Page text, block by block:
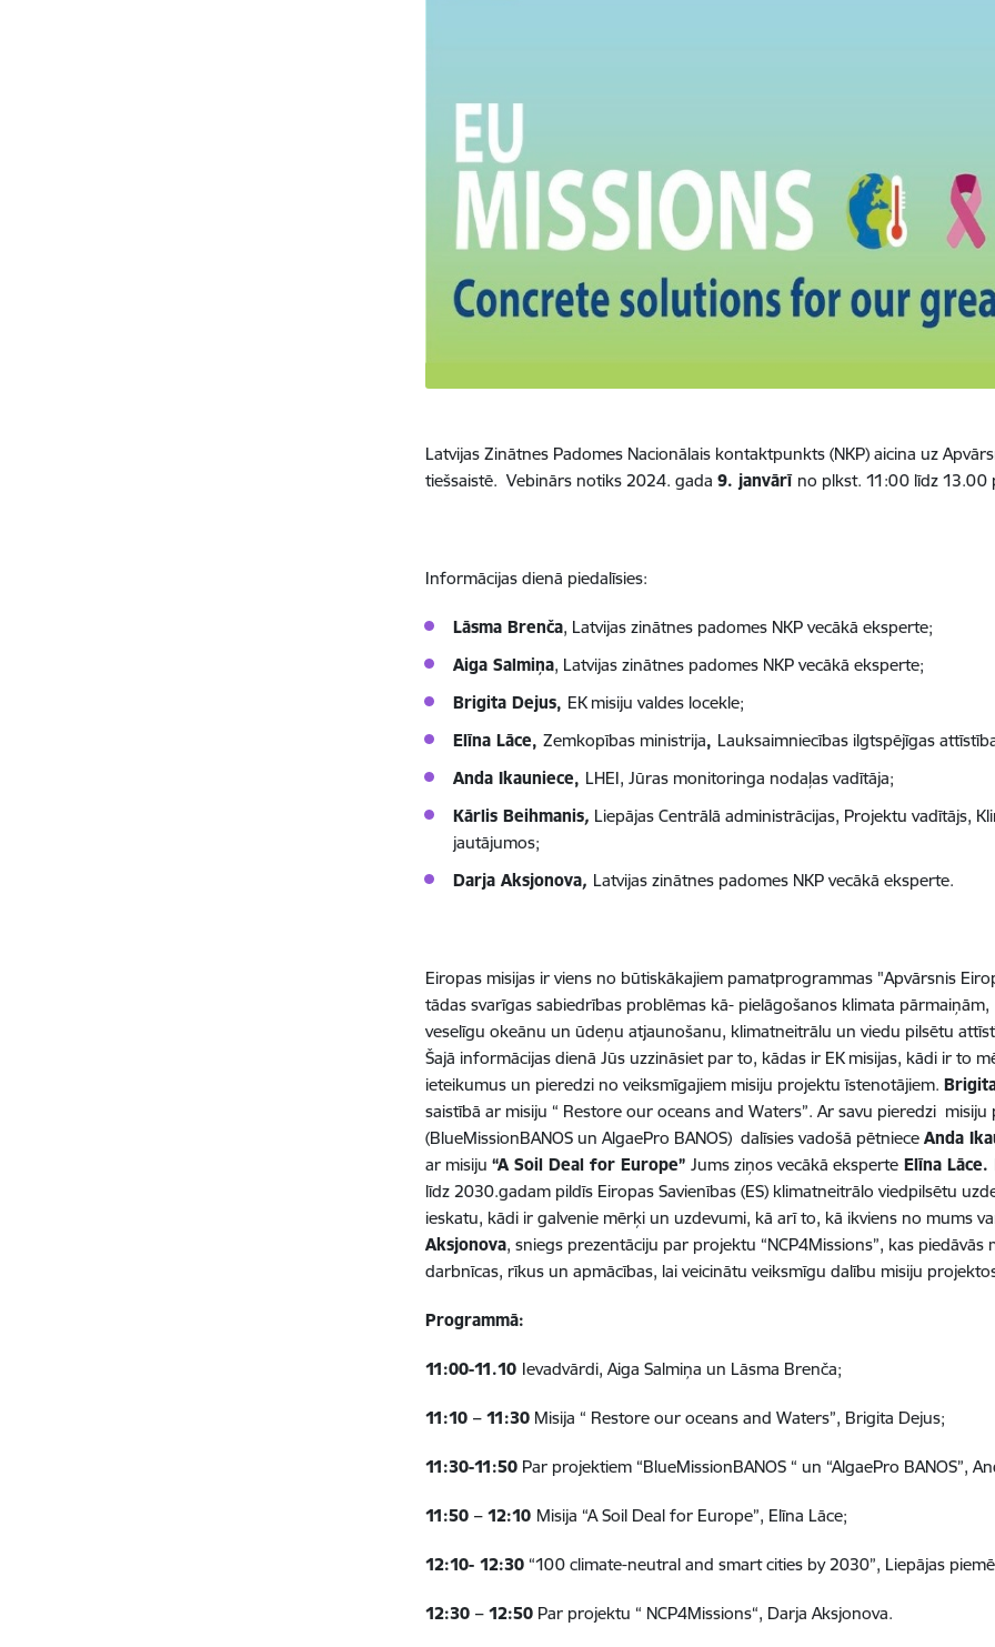
Latvijas Zinātnes Padomes Nacionālais kontaktpunkts (NKP) aicina uz
tiešsaistē. Vebinārs notiks 2024. gada9. janvārī no plkst. 11:00 līdz 13.00
Informācijas dienā piedalīsies:
Lāsma Brenča, Latvijas zinātnes padomes NKP vecākā eksperte;
Aiga Salmiņa, Latvijas zinātnes padomes NKP vecākā eksperte;
Brigita Dejus, EK misiju valdes locekle;
Elīna Lāce,Zemkopības ministrija, Lauksaimniecības ilgtspējīgas
Anda Ikauniece, LHEI, Jūras monitoringa nodaļas vadītāja;
Kārlis Beihmanis, LiepājasCentrālā administrācijas, Projektu vadītājs,
jautājumos;
Darja Aksjonova, Latvijas zinātnes padomes NKP vecākā eksperte.
Eiropas misijas ir viens no būtiskākajiem pamatprogrammas "Apvārsnis
tādas svarīgas sabiedrības problēmas kā- pielāgošanos klimata pārmaiņām,
veselīgu okeānu un ūdeņu atjaunošanu, klimatneitrālu unviedu pilsētu
Šajā informācijas dienā Jūs uzzināsiet par to, kādas ir EK misijas, kādi ir to
ieteikumus un pieredzi no veiksmīgajiem misiju projektu īstenotājiem.
saistībā ar misiju “ Restore our oceans and Waters”. Ar savu pieredzi
(BlueMissionBANOS un AlgaePro BANOS) dalīsies vadošā pētnieceAnda
ar misiju“A Soil Deal for Europe”Jums ziņos vecākā eksperte Elīna Lāce.
līdz 2030.gadam pildīs Eiropas Savienības (ES) klimatneitrālo viedpilsētu
ieskatu, kādi ir galvenie mērķi un uzdevumi, kā arī to, kā ikviens no mums
Aksjonova, sniegs prezentāciju par projektu “NCP4Missions”, kas
darbnīcas, rīkus un apmācības, lai veicinātu veiksmīgu dalību misiju
Programmā:
11:00-11.10 Ievadvārdi, Aiga Salmiņa un Lāsma Brenča;
11:10 – 11:30 Misija “ Restore our oceans and Waters”, Brigita Dejus;
11:30-11:50 Par projektiem “BlueMissionBANOS “ un “AlgaePro BANOS”,
11:50 – 12:10 Misija “A Soil Deal for Europe”, Elīna Lāce;
12:10- 12:30 “100 climate-neutral and smart cities by 2030”, Liepājas
12:30 – 12:50 Par projektu “ NCP4Missions“, Darja Aksjonova.